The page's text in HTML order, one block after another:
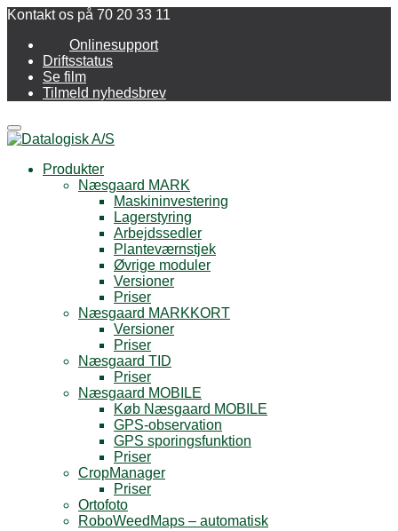
Kontakt os på 70 20 33 11
Onlinesupport
Driftsstatus
Se film
Tilmeld nyhedsbrev
Menu
Produkter
Næsgaard MARK
Maskininvestering
Lagerstyring
Arbejdssedler
Planteværnstjek
Øvrige moduler
Versioner
Priser
Næsgaard MARKKORT
Versioner
Priser
Næsgaard TID
Priser
Næsgaard MOBILE
Køb Næsgaard MOBILE
GPS-observation
GPS sporingsfunktion
Priser
CropManager
Priser
Ortofoto
RoboWeedMaps – automatisk